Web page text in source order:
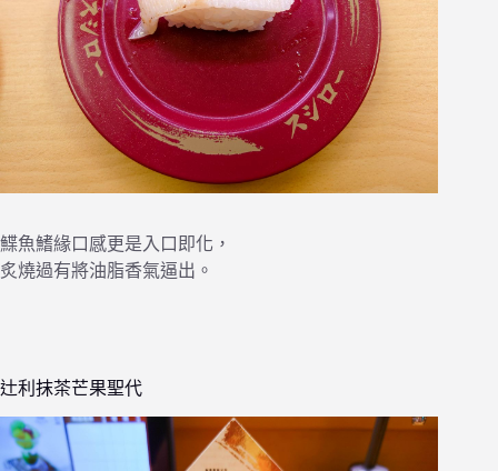
鰈魚鰭緣口感更是入口即化，
炙燒過有將油脂香氣逼出。
辻利抹茶芒果聖代